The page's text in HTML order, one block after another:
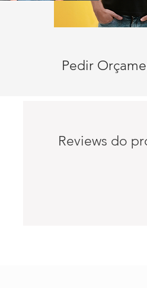
Pedir
Reviews do